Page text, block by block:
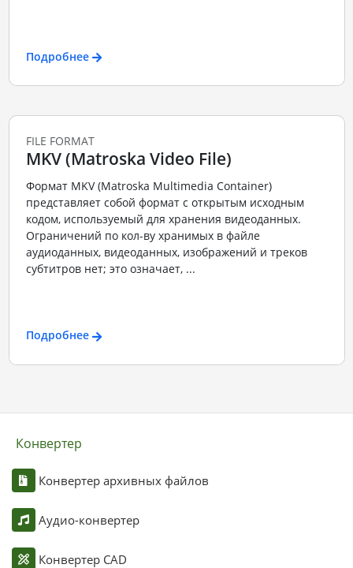
Подробнее
FILE FORMAT
MKV (Matroska Video File)
Формат MKV (Matroska Multimedia Container)
представляет собой формат с открытым исходным
кодом, используемый для хранения видеоданных.
Ограничений по кол-ву хранимых в файле
аудиоданных, видеоданных, изображений и треков
субтитров нет; это означает, ...
Подробнее
Конвертер
Конвертер архивных файлов
Аудио-конвертер
Конвертер CAD